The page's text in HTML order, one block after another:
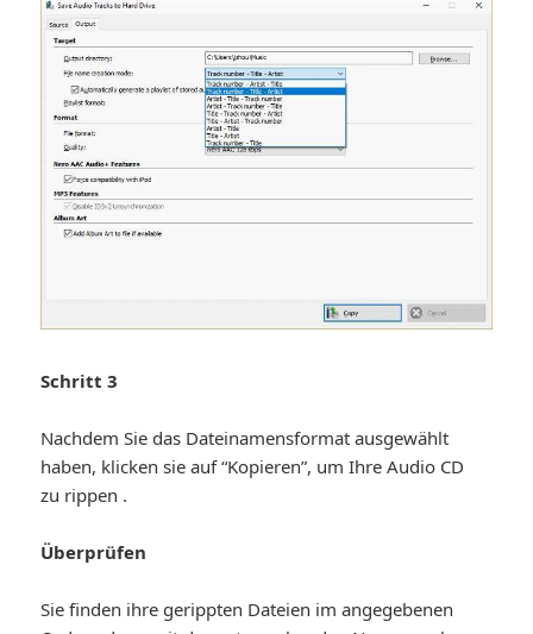
Schritt 3
Nachdem Sie das Dateinamensformat ausgewählt
haben, klicken sie auf “Kopieren”, um Ihre Audio CD
zu rippen .
Überprüfen
Sie finden ihre gerippten Dateien im angegebenen